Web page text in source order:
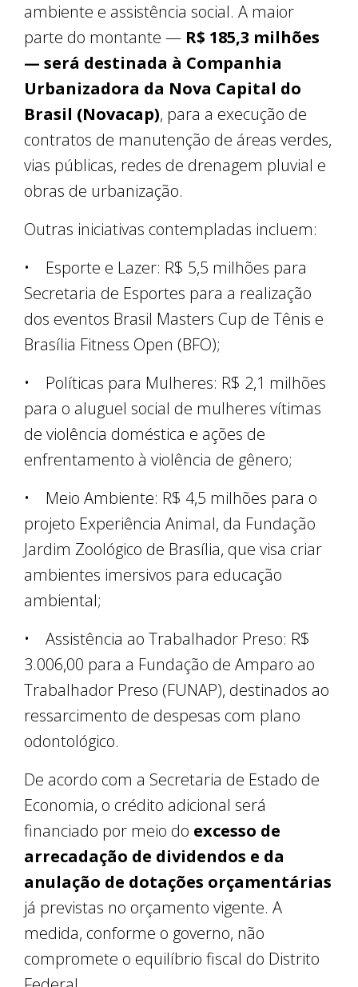
ambiente e assistência social. A maior
parte do montante — R$ 185,3 milhões
— será destinada à Companhia
Urbanizadora da Nova Capital do
Brasil (Novacap), para a execução de
contratos de manutenção de áreas verdes,
vias públicas, redes de drenagem pluvial e
obras de urbanização.
Outras iniciativas contempladas incluem:
• Esporte e Lazer: R$ 5,5 milhões para
Secretaria de Esportes para a realização
dos eventos Brasil Masters Cup de Tênis e
Brasília Fitness Open (BFO);
• Políticas para Mulheres: R$ 2,1 milhões
para o aluguel social de mulheres vítimas
de violência doméstica e ações de
enfrentamento à violência de gênero;
• Meio Ambiente: R$ 4,5 milhões para o
projeto Experiência Animal, da Fundação
Jardim Zoológico de Brasília, que visa criar
ambientes imersivos para educação
ambiental;
• Assistência ao Trabalhador Preso: R$
3.006,00 para a Fundação de Amparo ao
Trabalhador Preso (FUNAP), destinados ao
ressarcimento de despesas com plano
odontológico.
De acordo com a Secretaria de Estado de
Economia, o crédito adicional será
financiado por meio do excesso de
arrecadação de dividendos e da
anulação de dotações orçamentárias
já previstas no orçamento vigente. A
medida, conforme o governo, não
compromete o equilíbrio fiscal do Distrito